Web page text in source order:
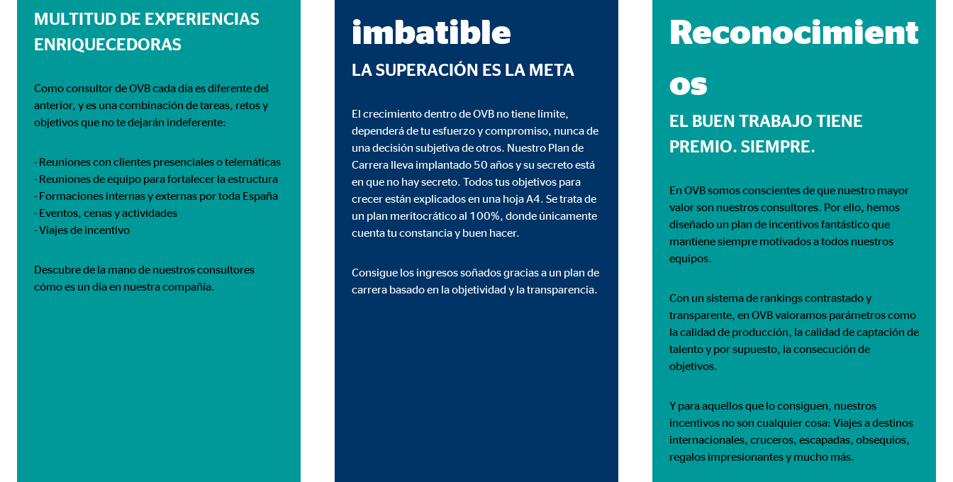
MULTITUD DE EXPERIENCIAS
ENRIQUECEDORAS
Como consultor de OVB cada día es diferente del
anterior, y es una combinación de tareas, retos y
objetivos que no te dejarán indeferente:
- Reuniones con clientes presenciales o telemáticas
- Reuniones de equipo para fortalecer la estructura
- Formaciones internas y externas por toda España
- Eventos, cenas y actividades
- Viajes de incentivo
Descubre de la mano de nuestros consultores
cómo es un día en nuestra compañía.
imbatible
LA SUPERACIÓN ES LA META
El crecimiento dentro de OVB no tiene límite,
dependerá de tu esfuerzo y compromiso, nunca de
una decisión subjetiva de otros. Nuestro Plan de
Carrera lleva implantado 50 años y su secreto está
en que no hay secreto. Todos tus objetivos para
crecer están explicados en una hoja A4. Se trata de
un plan meritocrático al 100%, donde únicamente
cuenta tu constancia y buen hacer.
Consigue los ingresos soñados gracias a un plan de
carrera basado en la objetividad y la transparencia.
Reconocimient
os
EL BUEN TRABAJO TIENE
PREMIO. SIEMPRE.
En OVB somos conscientes de que nuestro mayor
valor son nuestros consultores. Por ello, hemos
diseñado un plan de incentivos fantástico que
mantiene siempre motivados a todos nuestros
equipos.
Con un sistema de rankings contrastado y
transparente, en OVB valoramos parámetros como
la calidad de producción, la calidad de captación de
talento y por supuesto, la consecución de
objetivos.
Y para aquellos que lo consiguen, nuestros
incentivos no son cualquier cosa: Viajes a destinos
internacionales, cruceros, escapadas, obsequios,
regalos impresionantes y mucho más.